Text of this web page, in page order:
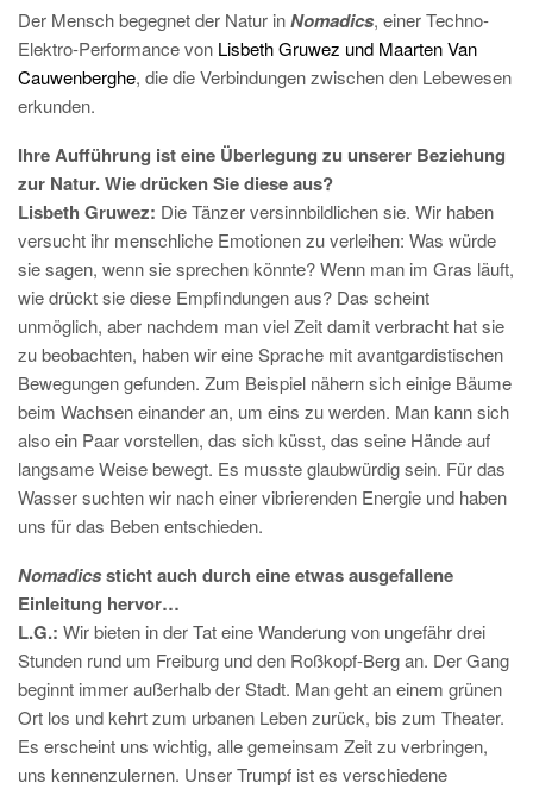
Der Mensch begegnet der Natur inNomadics, einer Techno-
Elektro-Performance von Lisbeth Gruwez und Maarten Van
Cauwenberghe, die die Verbindungen zwischen den Lebewesen
erkunden.
Ihre Aufführung ist eine Überlegung zu unserer Beziehung
zur Natur. Wie drücken Sie diese aus?
Lisbeth Gruwez: Die Tänzer versinnbildlichen sie. Wir haben
versucht ihr menschliche Emotionen zu verleihen: Was würde
sie sagen, wenn sie sprechen könnte? Wenn man im Gras läuft,
wie drückt sie diese Empfindungen aus? Das scheint
unmöglich, aber nachdem man viel Zeit damit verbracht hat sie
zu beobachten, haben wir eine Sprache mit avantgardistischen
Bewegungen gefunden. Zum Beispiel nähern sich einige Bäume
beim Wachsen einander an, um eins zu werden. Man kann sich
also ein Paar vorstellen, das sich küsst, das seine Hände auf
langsame Weise bewegt. Es musste glaubwürdig sein. Für das
Wasser suchten wir nach einer vibrierenden Energie und haben
uns für das Beben entschieden.
Nomadicssticht auch durch eine etwas ausgefallene
Einleitung hervor…
L.G.: Wir bieten in der Tat eine Wanderung von ungefähr drei
Stunden rund um Freiburg und den Roßkopf-Berg an. Der Gang
beginnt immer außerhalb der Stadt. Man geht an einem grünen
Ort los und kehrt zum urbanen Leben zurück, bis zum Theater.
Es erscheint uns wichtig, alle gemeinsam Zeit zu verbringen,
uns kennenzulernen. Unser Trumpf ist es verschiedene